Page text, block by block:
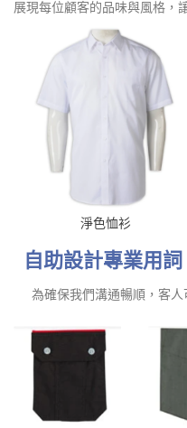
展現每位顧客的品味與風格，
淨色恤衫
自助設計專業用詞
為確保我們溝通暢順，客